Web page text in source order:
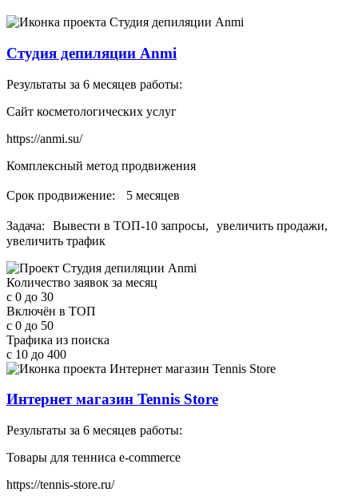
Студия депиляции Anmi
Результаты за 6 месяцев работы:
Сайт косметологических услуг
https://anmi.su/
Комплексный метод продвижения
Срок продвижение: 5 месяцев
Задача: Вывести в ТОП-10 запросы, увеличить продажи,
увеличить трафик
Количество заявок за месяц
с 0 до 30
Включён в ТОП
с 0 до 50
Трафика из поиска
с 10 до 400
Интернет магазин Tennis Store
Результаты за 6 месяцев работы:
Товары для тенниса e-commerce
https://tennis-store.ru/